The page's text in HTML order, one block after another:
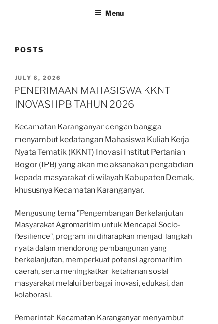
Menu
POSTS
POSTED
ON
JULY 8, 2026
PENERIMAAN MAHASISWA KKNT
INOVASI IPB TAHUN 2026
Kecamatan Karanganyar dengan bangga
menyambut kedatangan Mahasiswa Kuliah Kerja
Nyata Tematik (KKNT) Inovasi Institut Pertanian
Bogor (IPB) yang akan melaksanakan pengabdian
kepada masyarakat di wilayah Kabupaten Demak,
khususnya Kecamatan Karanganyar.
Mengusung tema ”Pengembangan Berkelanjutan
Masyarakat Agromaritim untuk Mencapai Socio-
Resilience”, program ini diharapkan menjadi langkah
nyata dalam mendorong pembangunan yang
berkelanjutan, memperkuat potensi agromaritim
daerah, serta meningkatkan ketahanan sosial
masyarakat melalui berbagai inovasi, edukasi, dan
kolaborasi.
Pemerintah Kecamatan Karanganyar menyambut